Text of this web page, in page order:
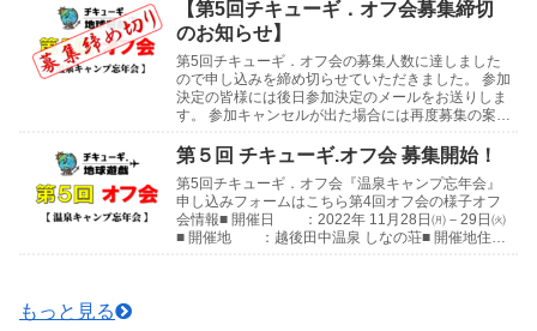
「...
【第5回チキューギ．オフ会募集締切
のお知らせ】
第5回チキューギ．オフ会の募集人数に達しました
ので申し込みを締め切らせていただきました。 参加
決定の皆様には後日参加決定のメールをお送りしま
す。 参加キャンセルが出た場合には再度募集の案内
第4回...
第５回 チキューギ.オフ会 募集開始！
第5回チキューギ．オフ会『温泉キャンプ忘年会』
申し込みフォームはこちら第4回オフ会の様子オフ
会情報■ 開催日 ：2022年 11月28日㈪－29日㈫
■ 開催地 ：越後田中温泉 しなの荘■ 開催地住
もっと見る